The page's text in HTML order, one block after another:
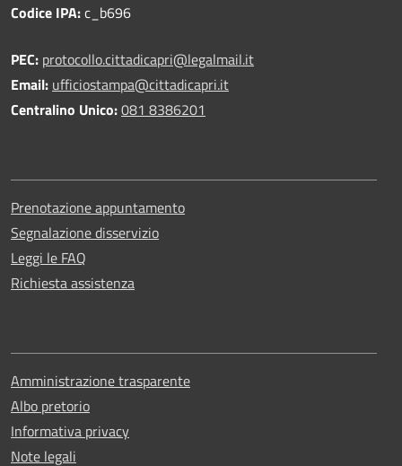
Codice IPA:c_b696
PEC: protocollo.cittadicapri@legalmail.it
Email: ufficiostampa@cittadicapri.it
Centralino Unico:081 8386201
Prenotazione appuntamento
Segnalazione disservizio
Leggi le FAQ
Richiesta assistenza
Amministrazione trasparente
Albo pretorio
Informativa privacy
Note legali